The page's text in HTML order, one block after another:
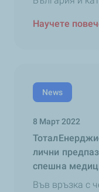
Научете
News
8 Март 2022
лични
спешна
Във връзка с